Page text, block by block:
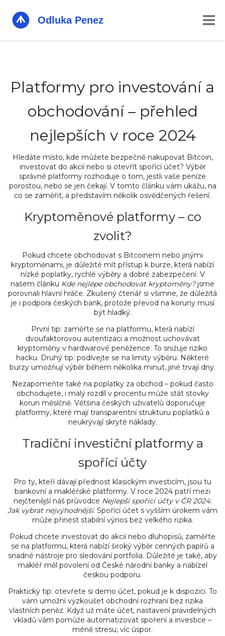
Platformy pro investování a
obchodování – přehled
nejlepších v roce 2024
Hledáte místo, kde můžete bezpečně nakupovat Bitcoin,
investovat do akcií nebo si otevřít spořící účet? Výběr
správné platformy rozhoduje o tom, jestli vaše peníze
porostou, nebo se jen čekají. V tomto článku vám ukážu, na
co se zaměřit, a představím několik osvědčených řešení.
Kryptoměnové platformy – co
zvolit?
Pokud chcete obchodovat s Bitcoinem nebo jinými
kryptoměnami, je důležité mít přístup k burze, která nabízí
nízké poplatky, rychlé výběry a dobré zabezpečení. V
našem článku Kde nejlépe obchodovat kryptoměny?jsme
porovnali hlavní hráče. Zkušený čtenář si všimne, že důležitá
je i podpora českých bank, protože převod na koruny musí
být hladký.
První tip: zaměřte se na platformu, která nabízí
dvoufaktorovou autentizaci a možnost uchovávat
kryptoměny v hardwarové peněžence. To snižuje riziko
hacku. Druhý tip: podívejte se na limity výběru. Některé
burzy umožňují výběr během několika minut, jiné trvají dny.
Nezapomeňte také na poplatky za obchod – pokud často
obchodujete, i malý rozdíl v procentu může stát stovky
korun měsíčně. Většina českých uživatelů doporučuje
platformy, které mají transparentní strukturu poplatků a
neukrývají skryté náklady.
Tradiční investiční platformy a
spořící účty
Pro ty, kteří dávají přednost klasickým investicím, jsou tu
bankovní a makléřské platformy. V roce 2024 patří mezi
nejčtenější náš průvodce Nejlepší spořící účty v ČR 2024:
Jak vybrat nejvýhodnější. Spořící účet s vyšším úrokem vám
může přinést stabilní výnos bez velkého rizika.
Pokud chcete investovat do akcií nebo dluhopisů, zaměřte
se na platformu, která nabízí široký výběr cenných papírů a
snadné nástroje pro sledování portfolia. Důležité je také, aby
makléř měl povolení od České národní banky a nabízel
českou podporu.
Praktický tip: otevřete si demo účet, pokud je k dispozici. To
vám umožní vyzkoušet obchodní rozhraní bez rizika
vlastních peněz. Když už máte účet, nastavení pravidelných
vkladů vám pomůže automatizovat spoření a investice –
méně stresu, víc úspor.